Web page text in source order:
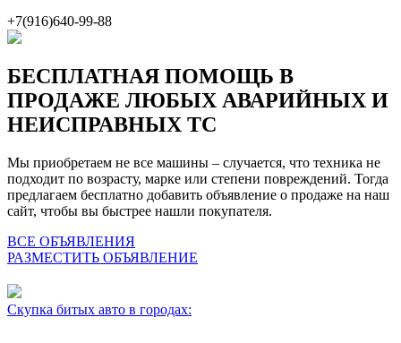
+7(916)640-99-88
БЕСПЛАТНАЯ ПОМОЩЬ В
ПРОДАЖЕ ЛЮБЫХ АВАРИЙНЫХ И
НЕИСПРАВНЫХ ТС
Мы приобретаем не все машины – случается, что техника не
подходит по возрасту, марке или степени повреждений. Тогда
предлагаем бесплатно добавить объявление о продаже на наш
сайт, чтобы вы быстрее нашли покупателя.
ВСЕ ОБЪЯВЛЕНИЯ
РАЗМЕСТИТЬ ОБЪЯВЛЕНИЕ
Скупка битых авто в городах: